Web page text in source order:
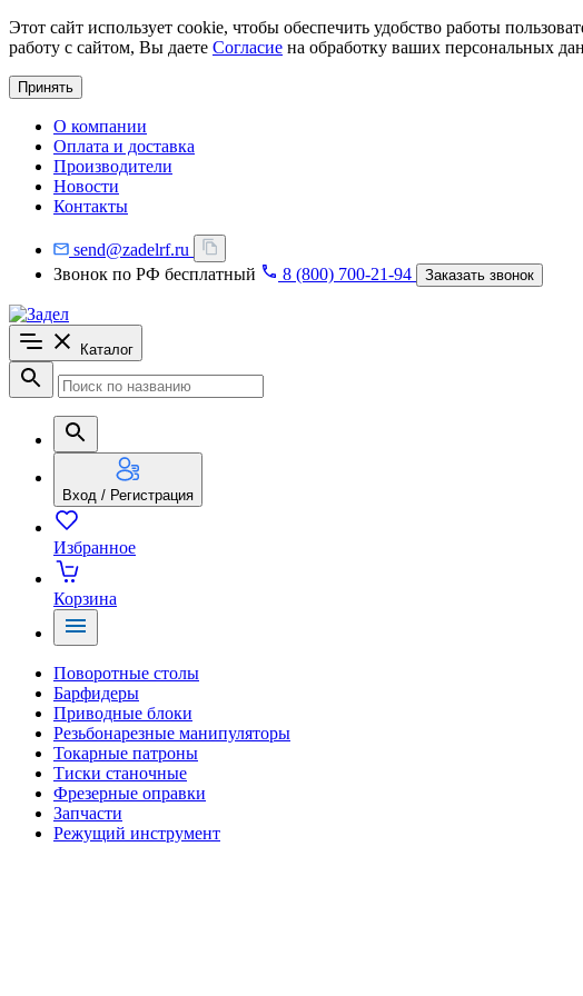
Этот сайт использует cookie, чтобы обеспечить удобство работы
работу с сайтом, Вы даете Согласие на обработку ваших персональных
Принять
О компании
Оплата и доставка
Производители
Новости
Контакты
send@zadelrf.ru
Звонок по РФ бесплатный
8 (800) 700-21-94 Заказать звонок
Каталог
Вход / Регистрация
Избранное
Корзина
Поворотные столы
Барфидеры
Приводные блоки
Резьбонарезные манипуляторы
Токарные патроны
Тиски станочные
Фрезерные оправки
Запчасти
Режущий инструмент